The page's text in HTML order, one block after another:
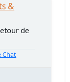
&
de
Chat